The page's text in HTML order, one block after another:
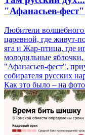
"Афанасьев-
Любители
царевной, где живут-
яга и Жар-птица, где
молодильные
"Афанасьев-фест",
собирателя русских
Как это было – на